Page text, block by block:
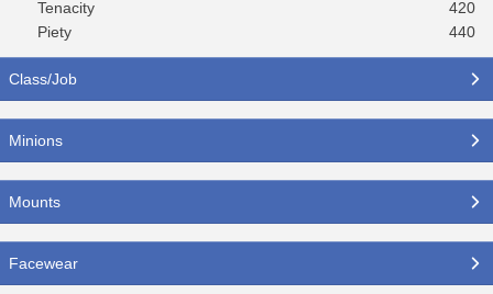
Tenacity
420
Piety
440
Class/Job
Minions
Mounts
Facewear